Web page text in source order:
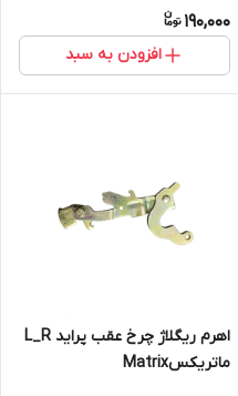
190,000
افزودن به سبد
اهرم ریگلاژ چرخ عقب پراید L_R
ماتریکسMatrix